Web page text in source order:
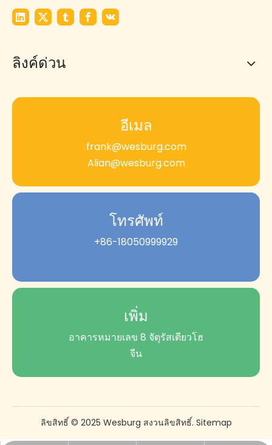
ลิงค์ด่วน
อีเมล
frank@wesburg.com
Alian@wesburg.com
โทรศัพท์
+86-18050999929
เพิ่ม
อาคารหมายเลข 8 จัตุรัสเตียวโฮ
จีน
ลิขสิทธิ์ © 2025 Wesburg สงวนลิขสิทธิ์. Sitemap